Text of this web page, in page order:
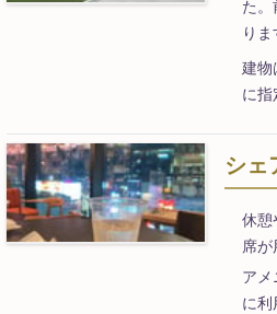
た
りま
建物
に指
シェ
休憩
席が
ア
に利